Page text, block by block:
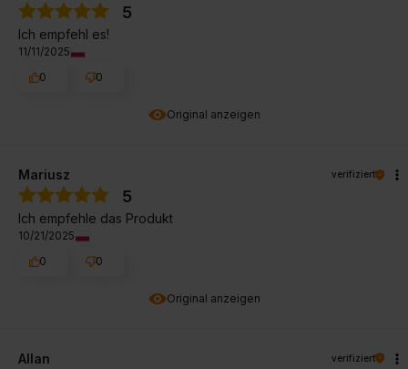
Original anzeigen
5
Ich empfehl es!
11/11/2025
0
0
Original anzeigen
Mariusz verifiziert
5
Ich empfehle das Produkt
10/21/2025
0
0
Allan verifiziert